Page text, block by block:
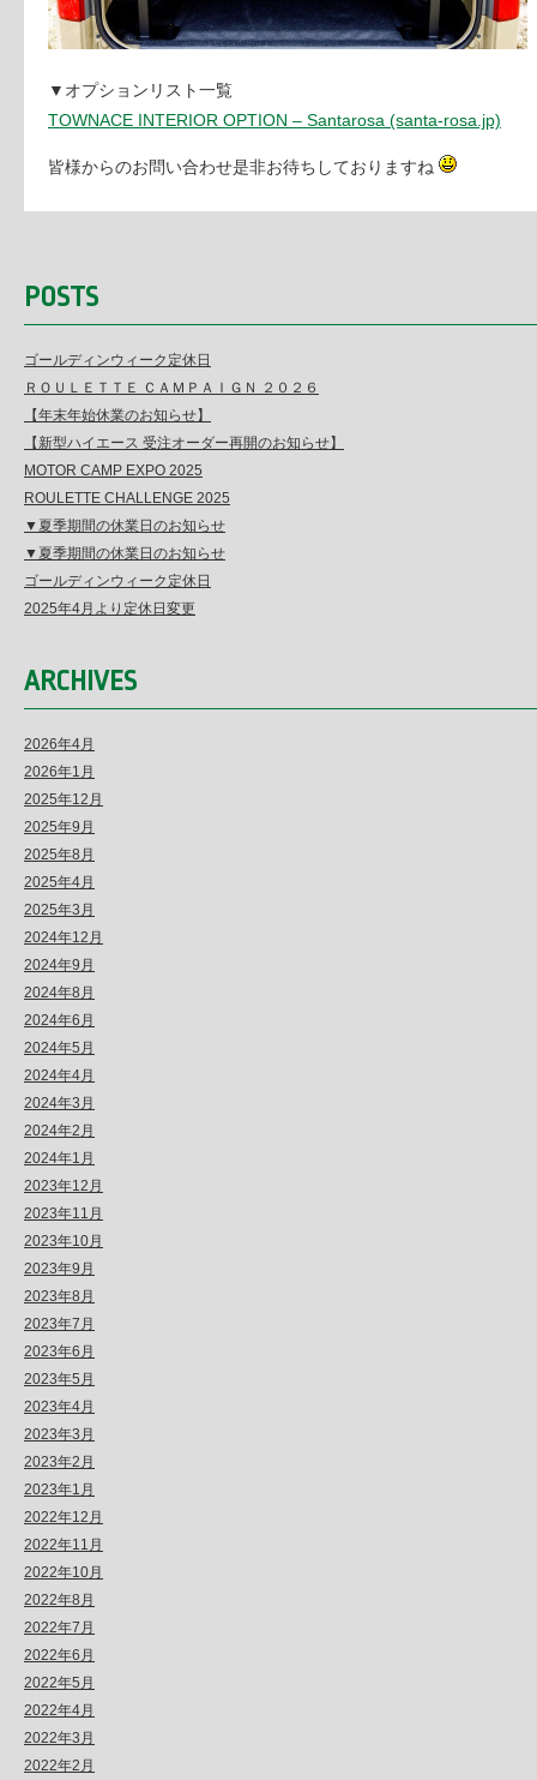
▼オプションリスト一覧
TOWNACE INTERIOR OPTION – Santarosa (santa-rosa.jp)
皆様からのお問い合わせ是非お待ちしておりますね
POSTS
ゴールディンウィーク定休日
ＲＯＵＬＥＴＴＥ ＣＡＭＰＡＩＧＮ ２０２６
【年末年始休業のお知らせ】
【新型ハイエース 受注オーダー再開のお知らせ】
MOTOR CAMP EXPO 2025
ROULETTE CHALLENGE 2025
▼夏季期間の休業日のお知らせ
▼夏季期間の休業日のお知らせ
ゴールディンウィーク定休日
2025年4月より定休日変更
ARCHIVES
2026年4月
2026年1月
2025年12月
2025年9月
2025年8月
2025年4月
2025年3月
2024年12月
2024年9月
2024年8月
2024年6月
2024年5月
2024年4月
2024年3月
2024年2月
2024年1月
2023年12月
2023年11月
2023年10月
2023年9月
2023年8月
2023年7月
2023年6月
2023年5月
2023年4月
2023年3月
2023年2月
2023年1月
2022年12月
2022年11月
2022年10月
2022年8月
2022年7月
2022年6月
2022年5月
2022年4月
2022年3月
2022年2月